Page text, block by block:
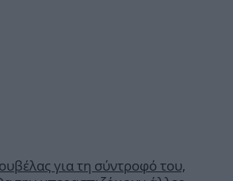
για τη σύντροφό του,